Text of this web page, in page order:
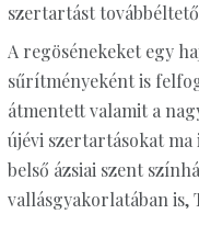
szertartást
A regösénekeket egy
sűrítményeként is
átmentett valamit a
újévi szertartásokat
belső ázsiai szent
vallásgyakorlatában is,